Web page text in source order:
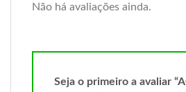
Não há avaliações ainda.
Seja o primeiro a avaliar